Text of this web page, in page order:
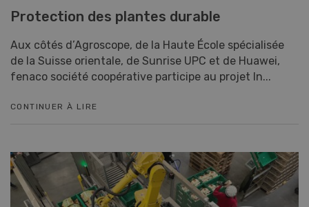
Protection des plantes durable
Aux côtés d’Agroscope, de la Haute École spécialisée
de la Suisse orientale, de Sunrise UPC et de Huawei,
fenaco société coopérative participe au projet In...
CONTINUER À LIRE